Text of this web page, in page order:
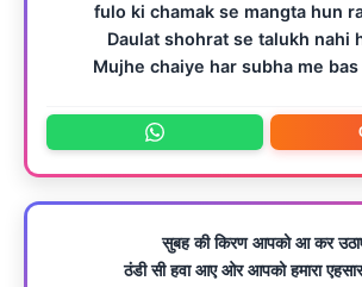
fulo ki chamak se mangta hun
Daulat shohrat se talukh nahi
Mujhe chaiye har subha me
सुबह की किरण आपको आ कर
ठंडी सी हवा आए ओर आपको हमारा